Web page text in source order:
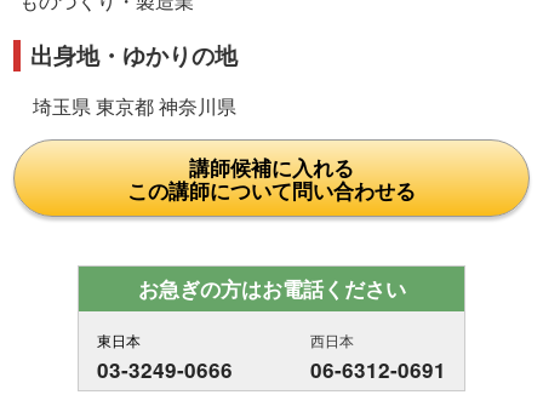
出身地・ゆかりの地
埼玉県 東京都 神奈川県
講師候補に入れる
この講師について問い合わせる
お急ぎの方はお電話ください
東日本
03-3249-0666
西日本
06-6312-0691